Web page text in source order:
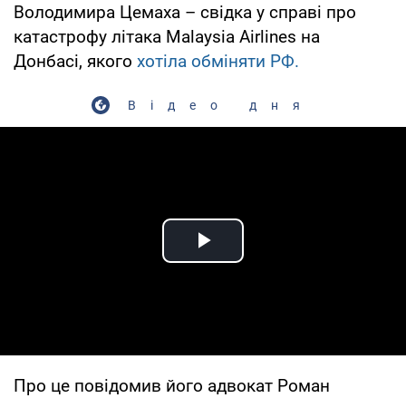
Володимира Цемаха – свідка у справі про
катастрофу літака Malaysia Airlines на
Донбасі, якого хотіла обміняти РФ.
Відео дня
Play Video
Про це повідомив його адвокат Роман